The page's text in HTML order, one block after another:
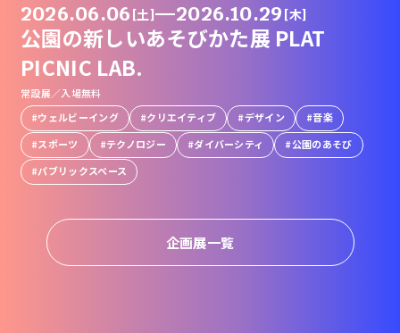
1
2026.06.06 [土] —2026.10.29 [木]
公園の新しいあそびかた展 PLAT
PICNIC LAB.
常設展／入場無料
ウェルビーイング
クリエイティブ デザイン
音楽
スポーツ
テクノロジー ダイバーシティ
公園のあそび
パブリックスペース
企画展一覧